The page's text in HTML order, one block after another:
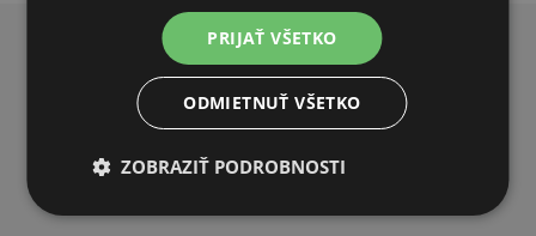
PREČO NAKUPOVAŤ U NÁS?
PRIJAŤ VŠETKO
ODMIETNUŤ VŠETKO
ZOBRAZIŤ PODROBNOSTI